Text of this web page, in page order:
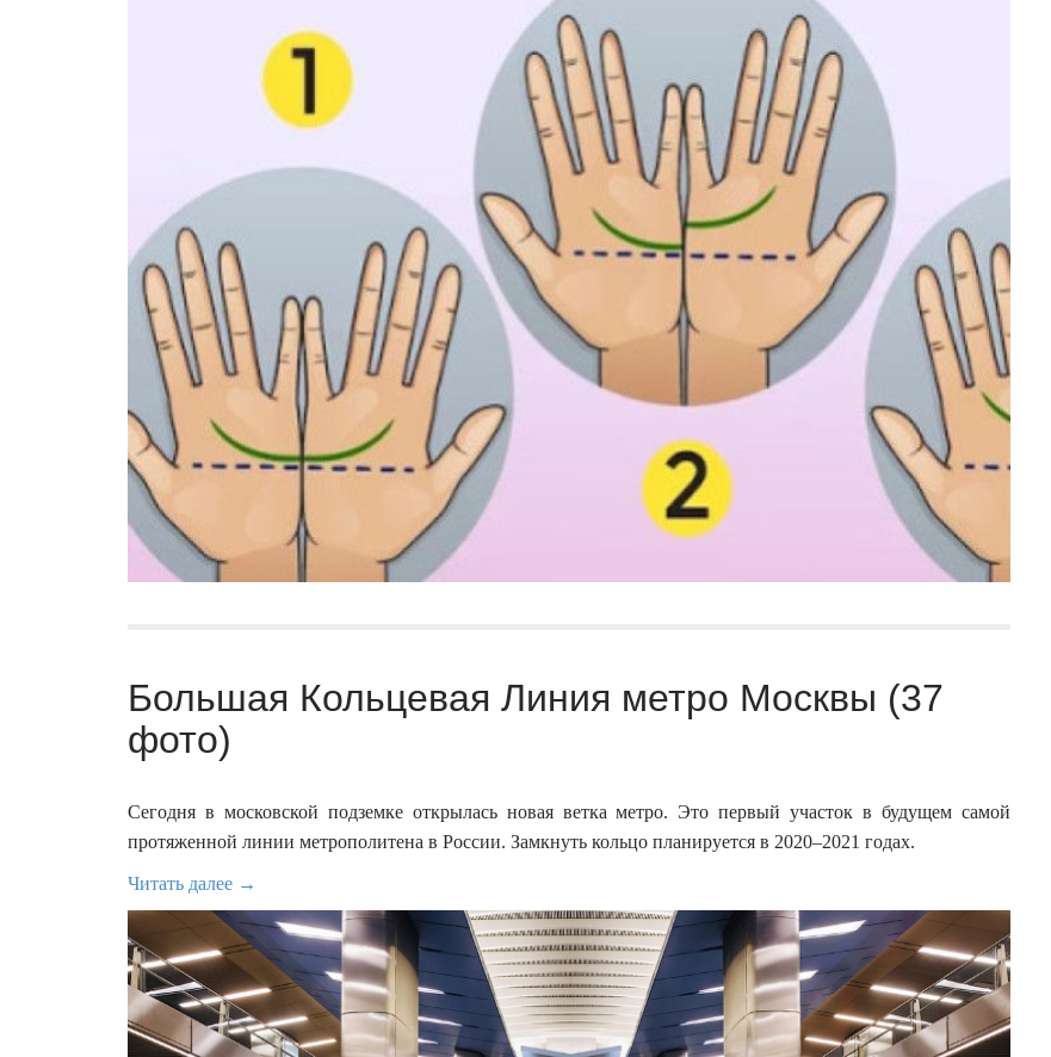
Большая Кольцевая Линия метро Москвы (37
фото)
Сегодня в московской подземке открылась новая ветка метро. Это первый участок в будущем самой
протяженной линии метрополитена в России. Замкнуть кольцо планируется в 2020–2021 годах.
Читать далее →